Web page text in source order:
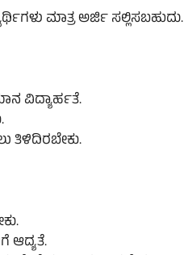
ಮಾತ್ರ ಅರ್ಜಿ ಸಲ್ಲಿಸಬಹುದು.
ವಿದ್ಯಾರ್ಹತೆ.
ತಿಳಿದಿರಬೇಕು.
ಆದ್ಯತೆ.